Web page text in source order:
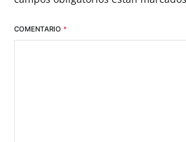
COMENTARIO *